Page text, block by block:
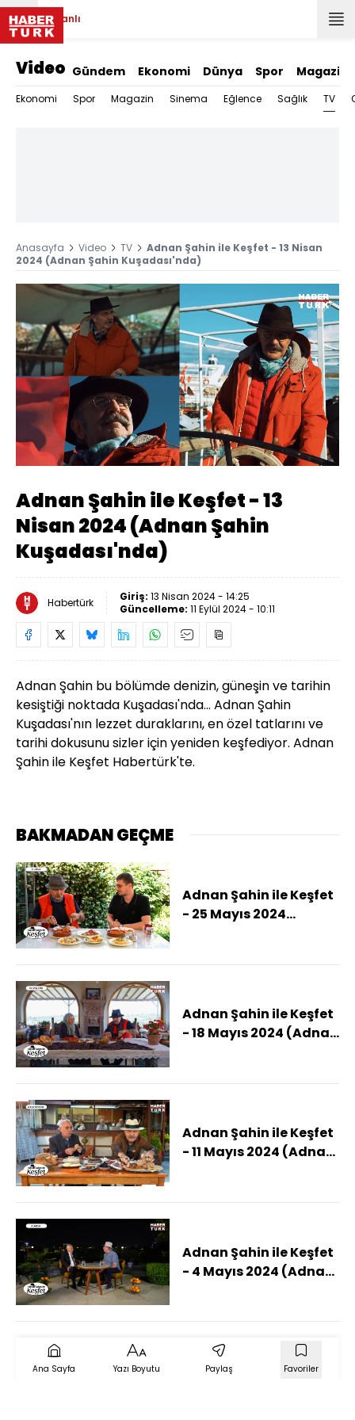
Canlı
Video Gündem Ekonomi Dünya Spor Magazin
Ekonomi Spor Magazin Sinema Eğlence Sağlık TV
Anasayfa Video TV
Adnan Şahin ile Keşfet - 13 Nisan
2024 (Adnan Şahin Kuşadası'nda)
Sesi
Aç
Yüklendi
2.28%
Oynatma
Hızı
Adnan Şahin ile Keşfet - 13
Nisan 2024 (Adnan Şahin
Kuşadası'nda)
Habertürk Giriş: 13 Nisan 2024 - 14:25
Güncelleme: 11 Eylül 2024 - 10:11
Adnan Şahin bu bölümde denizin, güneşin ve tarihin
kesiştiği noktada Kuşadası'nda... Adnan Şahin
Kuşadası'nın lezzet duraklarını, en özel tatlarını ve
tarihi dokusunu sizler için yeniden keşfediyor. Adnan
Şahin ile Keşfet Habertürk'te.
BAKMADAN GEÇME
Adnan Şahin ile Keşfet
- 25 Mayıs 2024
Bursa'da)
Adnan Şahin ile Keşfet
- 18 Mayıs 2024 (Adnan
Adnan Şahin ile Keşfet
- 11 Mayıs 2024 (Adnan
Adnan Şahin ile Keşfet
- 4 Mayıs 2024 (Adnan
Ana Sayfa Yazı Boyutu Paylaş Favoriler